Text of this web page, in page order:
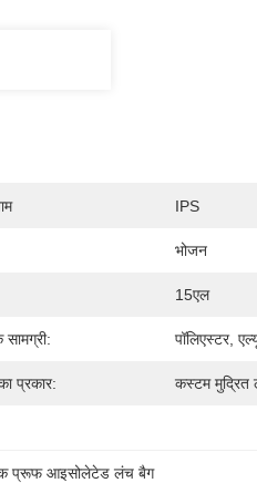
IPS
भोजन
15एल
पॉलिएस्टर,
प्रकार: कस्टम मुद्रित
प्रूफ आइसोलेटेड लंच बैग